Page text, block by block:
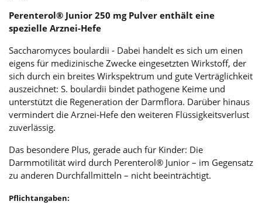
Perenterol® Junior 250 mg Pulver enthält eine
spezielle Arznei-Hefe
Saccharomyces boulardii - Dabei handelt es sich um einen
eigens für medizinische Zwecke eingesetzten Wirkstoff, der
sich durch ein breites Wirkspektrum und gute Verträglichkeit
auszeichnet: S. boulardii bindet pathogene Keime und
unterstützt die Regeneration der Darmflora. Darüber hinaus
vermindert die Arznei-Hefe den weiteren Flüssigkeitsverlust
zuverlässig.
Das besondere Plus, gerade auch für Kinder: Die
Darmmotilität wird durch Perenterol® Junior – im Gegensatz
zu anderen Durchfallmitteln – nicht beeinträchtigt.
Pflichtangaben: